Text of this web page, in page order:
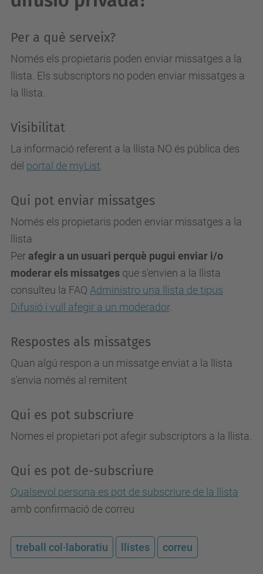
Per a què serveix?
Només els propietaris poden enviar missatges a la
llista. Els subscriptors no poden enviar missatges a
la llista.
Visibilitat
La informació referent a la llista NO és pública des
del portal de myList
Qui pot enviar missatges
Només els propietaris poden enviar missatges a la
llista
Per afegir a un usuari perquè pugui enviar i/o
moderar els missatges que s'envien a la llista
consulteu la FAQ Administro una llista de tipus
Difusió i vull afegir a un moderador.
Respostes als missatges
Quan algú respon a un missatge enviat a la llista
s'envia només al remitent
Qui es pot subscriure
Nomes el propietari pot afegir subscriptors a la llista.
Qui es pot de-subscriure
Qualsevol persona es pot de subscriure de la llista
amb confirmació de correu
treball col·laboratiu llistes correu